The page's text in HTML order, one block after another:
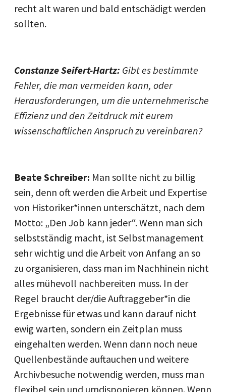
recht alt waren und bald entschädigt werden
sollten.
Constanze Seifert-Hartz: Gibt es bestimmte
Fehler, die man vermeiden kann, oder
Herausforderungen, um die unternehmerische
Effizienz und den Zeitdruck mit eurem
wissenschaftlichen Anspruch zu vereinbaren?
Beate Schreiber: Man sollte nicht zu billig
sein, denn oft werden die Arbeit und Expertise
von Historiker*innen unterschätzt, nach dem
Motto: „Den Job kann jeder“. Wenn man sich
selbstständig macht, ist Selbstmanagement
sehr wichtig und die Arbeit von Anfang an so
zu organisieren, dass man im Nachhinein nicht
alles mühevoll nachbereiten muss. In der
Regel braucht der/die Auftraggeber*in die
Ergebnisse für etwas und kann darauf nicht
ewig warten, sondern ein Zeitplan muss
eingehalten werden. Wenn dann noch neue
Quellenbestände auftauchen und weitere
Archivbesuche notwendig werden, muss man
flexibel sein und umdisponieren können. Wenn